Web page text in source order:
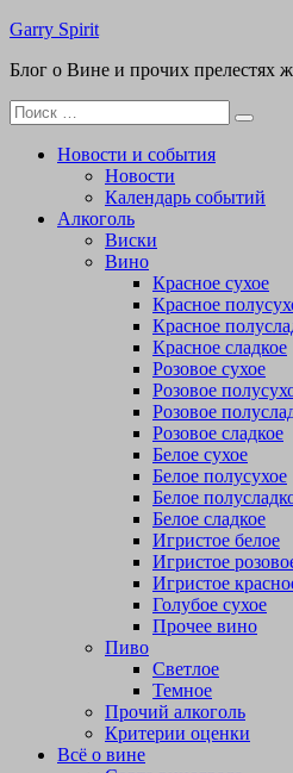
Перейти
содержимому
Garry Spirit
Блог о Вине и прочих прелестях
Поиск
для:
Новости и события
Новости
Календарь событий
Алкоголь
Виски
Вино
Красное сухое
Красное
Красное
Красное сладкое
Розовое сухое
Розовое
Розовое
Розовое сладкое
Белое сухое
Белое полусухое
Белое
Белое сладкое
Игристое белое
Игристое
Игристое
Голубое сухое
Прочее вино
Пиво
Светлое
Темное
Прочий алкоголь
Критерии оценки
Всё о вине